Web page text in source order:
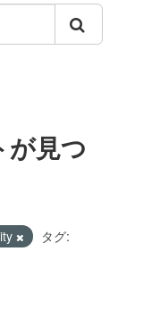
が見つ
タグ: